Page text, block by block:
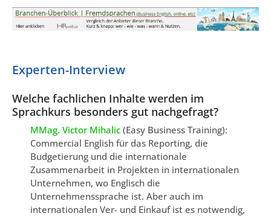
Experten-Interview
Welche fachlichen Inhalte werden im
Sprachkurs besonders gut nachgefragt?
MMag. Victor Mihalic (Easy Business Training):
Commercial English für das Reporting, die
Budgetierung und die internationale
Zusammenarbeit in Projekten in internationalen
Unternehmen, wo Englisch die
Unternehmenssprache ist. Aber auch im
internationalen Ver- und Einkauf ist es notwendig,